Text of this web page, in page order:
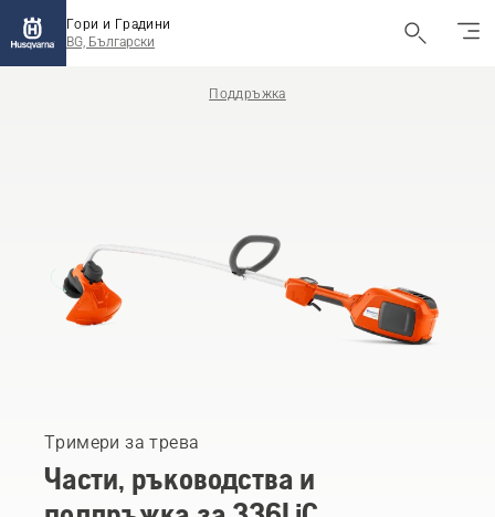
Гори и Градини
BG, Български
Поддръжка
Тримери за трева
Части, ръководства и